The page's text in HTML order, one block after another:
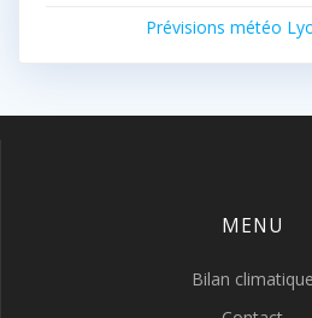
Prévisions météo
MENU
Bilan climatique